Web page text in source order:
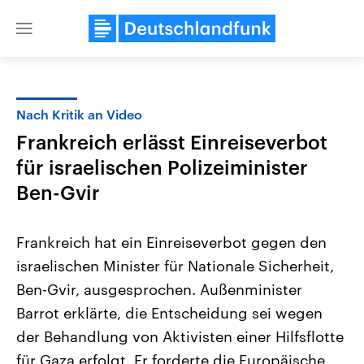
Close
Landtagswahl Sachsen-Anhalt
2026
Alle Informationen
Sachsen-Anhalt wählt am 6.
September 2026 einen neuen
Landtag. Seit 2021 wird das
Bundesland von einer Koalition aus
USA
Aktuelle Beiträge,
Hintergründe
Wirtschaftlich und
gehören die Vereinigten
mit großem Einfluss auf
Nach Kritik an Video
Frankreich erlässt Einreiseverbot
für israelischen Polizeiminister
Ben-Gvir
Frankreich hat ein Einreiseverbot gegen den
israelischen Minister für Nationale Sicherheit,
Ben-Gvir, ausgesprochen. Außenminister
Barrot erklärte, die Entscheidung sei wegen
der Behandlung von Aktivisten einer Hilfsflotte
für Gaza erfolgt. Er forderte die Europäische